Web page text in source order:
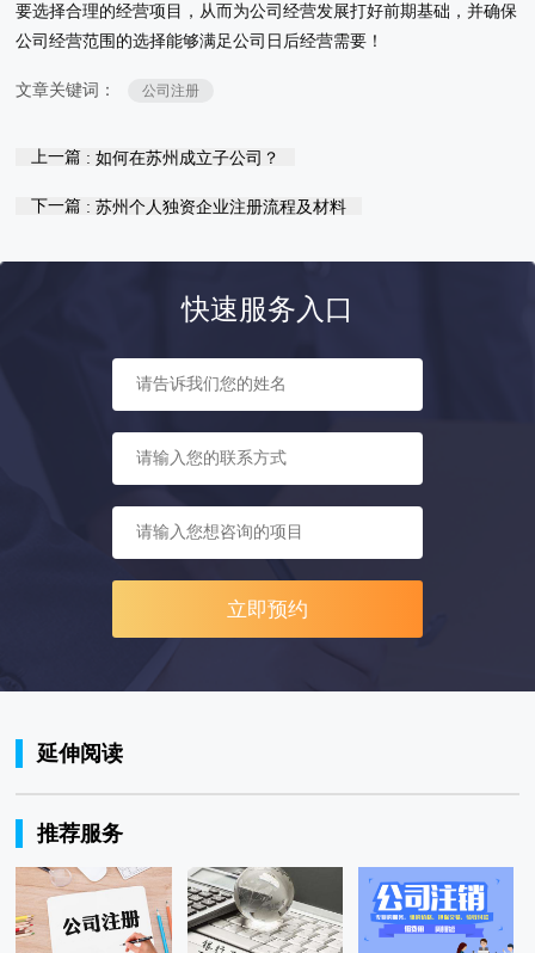
要选择合理的经营项目，从而为公司经营发展打好前期基础，并确保
公司经营范围的选择能够满足公司日后经营需要！
文章关键词： 公司注册
上一篇 : 如何在苏州成立子公司？
下一篇 : 苏州个人独资企业注册流程及材料
快速服务入口
立即预约
延伸阅读
推荐服务